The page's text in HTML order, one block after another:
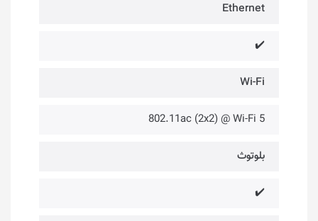
Ethernet
✔️
Wi-Fi
802.11ac (2x2) @ Wi-Fi 5
بلوتوث
✔️